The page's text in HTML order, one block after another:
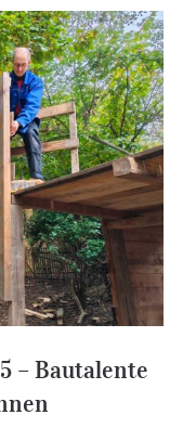
– Bautalente